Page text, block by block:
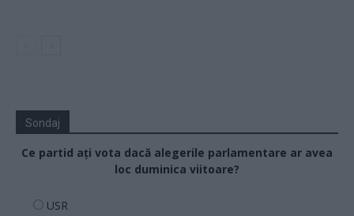
Sondaj
Ce partid ați vota dacă alegerile parlamentare ar avea
loc duminica viitoare?
USR